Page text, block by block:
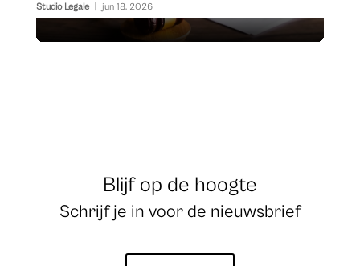
Studio Legale jun 18, 2026
Blijf op de hoogte
Schrijf je in voor de nieuwsbrief